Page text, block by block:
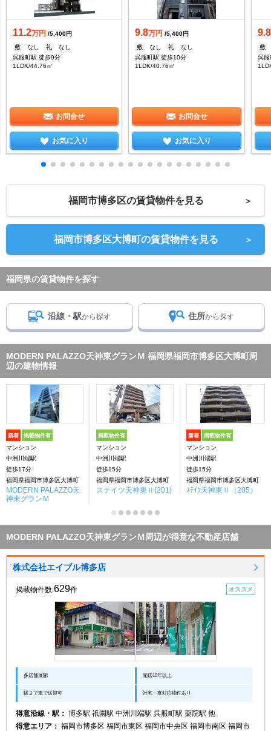
11.2万円 /5,400円
敷
なし 礼
なし
呉服町駅 徒歩9分
1LDK/44.76㎡
お問合せ
お気に入り
9.8万円 /5,400円
敷
なし 礼
なし
呉服町駅 徒歩10分
1LDK/40.76㎡
お問合せ
お気に入り
9.8
敷
呉
福岡市博多区の賃貸物件を見る ＞
福岡市博多区大博町の賃貸物件を見る ＞
福岡県の賃貸物件を探す
沿線・駅から探す 住所から探す
MODERN PALAZZO天神東グランＭ 福岡県福岡市博多区大博町周
辺の建物情報
新着 掲載物件有
マンション
中洲川端駅
徒歩17分
福岡県福岡市博多区大博町
MODERN PALAZZO天
神東グランＭ
掲載物件有
マンション
中洲川端駅
徒歩15分
福岡県福岡市博多区大博町
ステイツ天神東Ⅱ(201)
新着 掲載物件有
マンション
中洲川端駅
徒歩15分
福岡県福岡市博多区大博町
ｽﾃｲﾂ天神東Ⅱ（205）
MODERN PALAZZO天神東グランＭ周辺が得意な不動産店舗
株式会社エイブル博多店
掲載物件数:629件 オススメ
多店舗展開 開店10年以上
駅まで車で送迎可 社宅・寮対応物件あり
得意沿線・駅： 博多駅 祇園駅 中洲川端駅 呉服町駅 薬院駅 他
得意エリア： 福岡市博多区 福岡市東区 福岡市中央区 福岡市南区 福岡市